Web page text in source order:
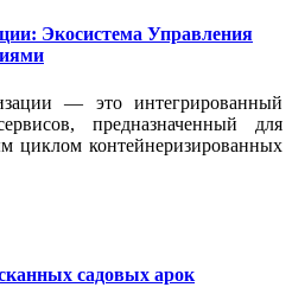
Экосистема Управления
— это интегрированный
предназначенный для
циклом контейнеризированных
садовых арок